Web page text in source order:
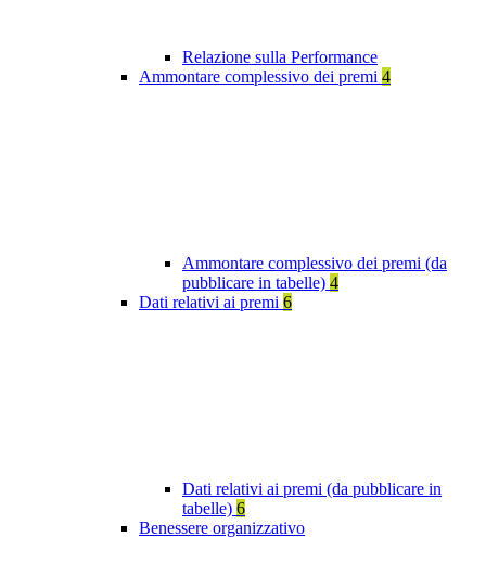
Relazione sulla Performance
Ammontare complessivo dei premi 4
Ammontare complessivo dei premi (da
pubblicare in tabelle) 4
Dati relativi ai premi 6
Dati relativi ai premi (da pubblicare in
tabelle) 6
Benessere organizzativo